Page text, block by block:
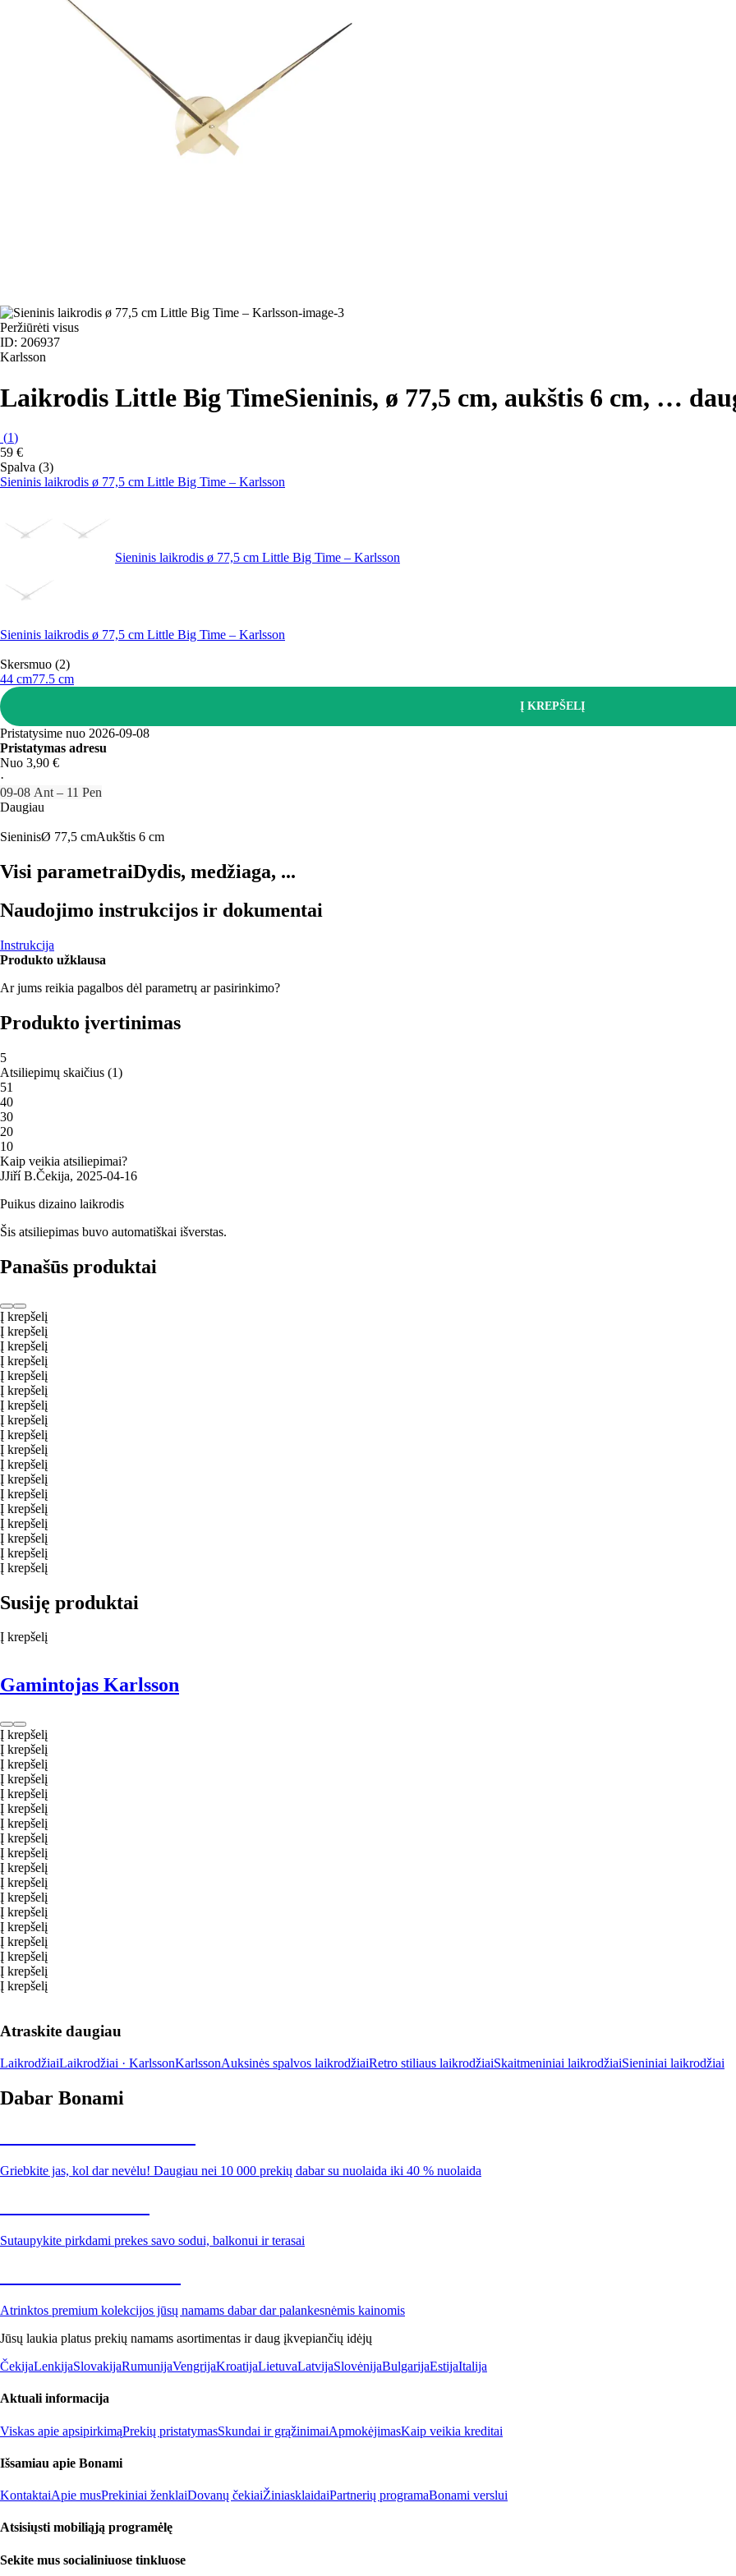
Peržiūrėti visus
ID: 206937
Karlsson
Laikrodis Little Big TimeSieninis, ø 77,5 cm, aukštis 6 cm, …
(1)
59 €
Spalva (3)
Sieninis laikrodis ø 77,5 cm Little Big Time – Karlsson
Sieninis laikrodis ø 77,5 cm Little Big Time – Karlsson
Sieninis laikrodis ø 77,5 cm Little Big Time – Karlsson
Skersmuo (2)
44 cm77.5 cm
Į KREPŠELĮ
Pristatysime nuo 2026‑09‑08
Pristatymas adresu
Nuo 3,90 €
·
09‑08 Ant – 11 Pen
Daugiau
SieninisØ 77,5 cmAukštis 6 cm
Visi parametraiDydis, medžiaga, ...
Naudojimo instrukcijos ir dokumentai
Instrukcija
Produkto užklausa
Ar jums reikia pagalbos dėl parametrų ar pasirinkimo?
Produkto įvertinimas
5
Atsiliepimų skaičius (1)
51
40
30
20
10
Kaip veikia atsiliepimai?
JJiří B.Čekija, 2025‑04‑16
Puikus dizaino laikrodis
Šis atsiliepimas buvo automatiškai išverstas.
Panašūs produktai
Į krepšelį
Į krepšelį
Į krepšelį
Į krepšelį
Į krepšelį
Į krepšelį
Į krepšelį
Į krepšelį
Į krepšelį
Į krepšelį
Į krepšelį
Į krepšelį
Į krepšelį
Į krepšelį
Į krepšelį
Į krepšelį
Į krepšelį
Į krepšelį
Susiję produktai
Į krepšelį
Gamintojas Karlsson
Į krepšelį
Į krepšelį
Į krepšelį
Į krepšelį
Į krepšelį
Į krepšelį
Į krepšelį
Į krepšelį
Į krepšelį
Į krepšelį
Į krepšelį
Į krepšelį
Į krepšelį
Į krepšelį
Į krepšelį
Į krepšelį
Į krepšelį
Į krepšelį
Atraskite daugiau
LaikrodžiaiLaikrodžiai · KarlssonKarlssonAuksinės spalvos laikrodžiaiRetro stiliaus laikrodžiaiSkaitmeniniai laikrodžiaiSieniniai laikrodžiai
Dabar Bonami
Griebkite jas, kol dar nevėlu! Daugiau nei 10 000 prekių dabar su nuolaida iki 40 % nuolaida
Sutaupykite pirkdami prekes savo sodui, balkonui ir terasai
Atrinktos premium kolekcijos jūsų namams dabar dar palankesnėmis kainomis
Jūsų laukia platus prekių namams asortimentas ir daug įkvepiančių idėjų
ČekijaLenkijaSlovakijaRumunijaVengrijaKroatijaLietuvaLatvijaSlovėnijaBulgarijaEstijaItalija
Aktuali informacija
Viskas apie apsipirkimąPrekių pristatymasSkundai ir grąžinimaiApmokėjimasKaip veikia kreditai
Išsamiau apie Bonami
KontaktaiApie musPrekiniai ženklaiDovanų čekiaiŽiniasklaidaiPartnerių programaBonami verslui
Atsisiųsti mobiliąją programėlę
Sekite mus socialiniuose tinkluose